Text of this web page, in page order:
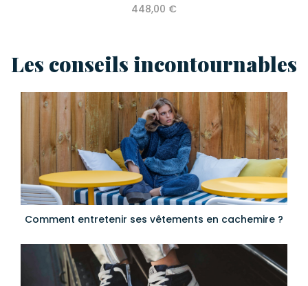
448,00 €
Les conseils incontournables
Comment entretenir ses vêtements en cachemire ?